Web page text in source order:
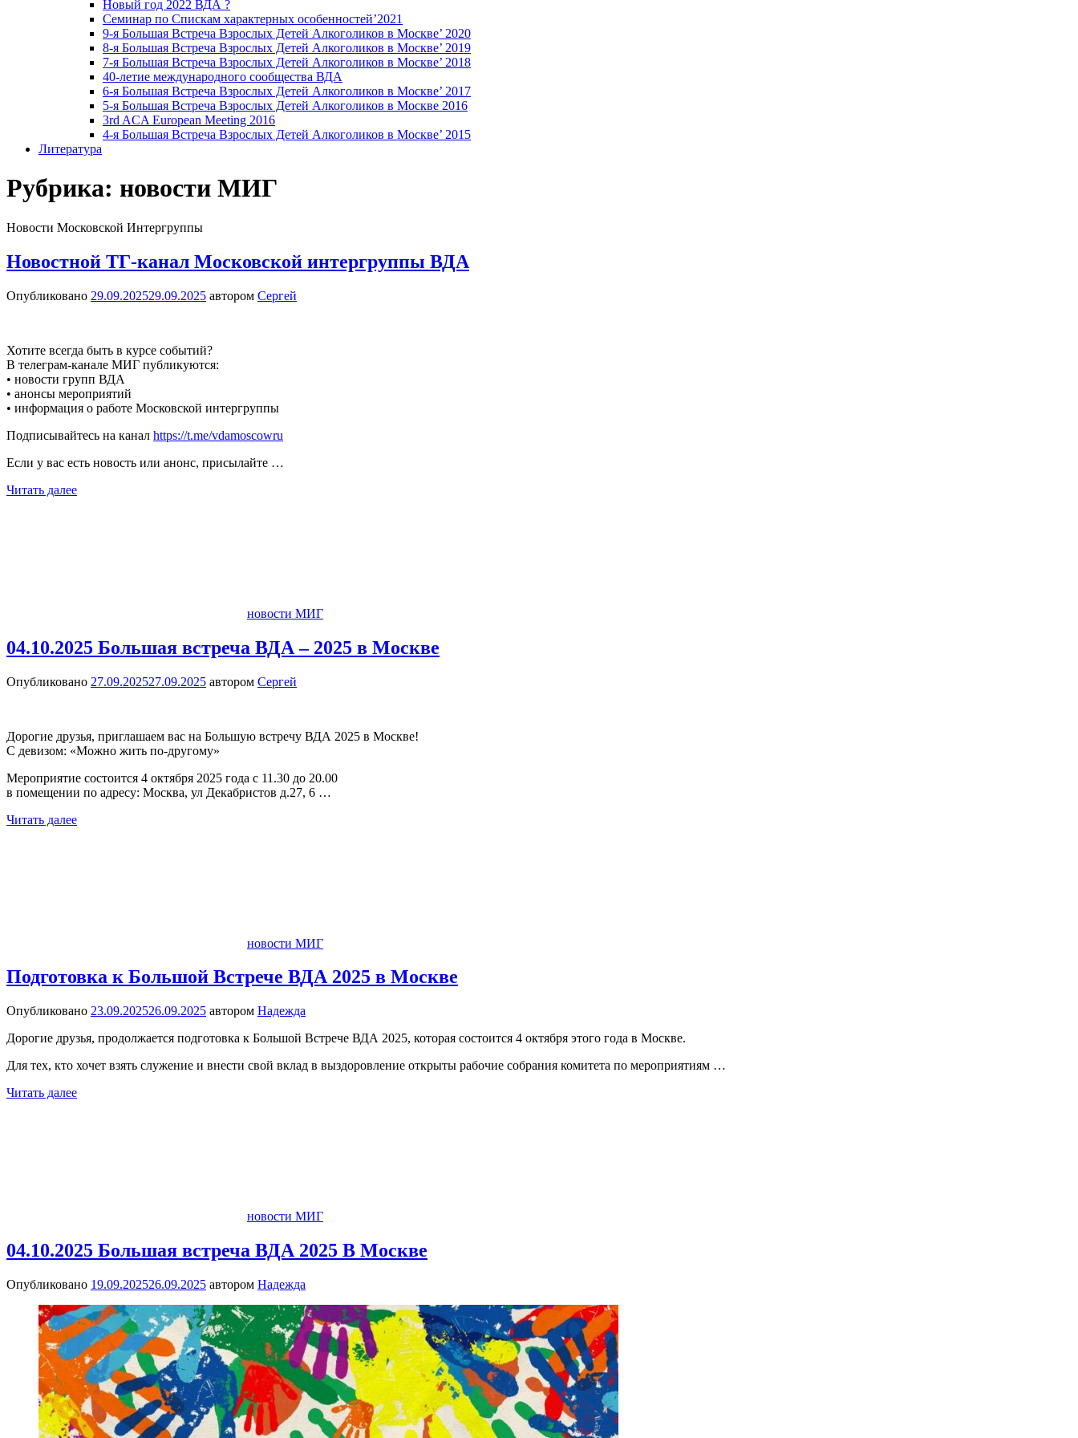
Новый год 2022 ВДА ?
Семинар по Спискам характерных особенностей’2021
9-я Большая Встреча Взрослых Детей Алкоголиков в Москве’ 2020
8-я Большая Встреча Взрослых Детей Алкоголиков в Москве’ 2019
7-я Большая Встреча Взрослых Детей Алкоголиков в Москве’ 2018
40-летие международного сообщества ВДА
6-я Большая Встреча Взрослых Детей Алкоголиков в Москве’ 2017
5-я Большая Встреча Взрослых Детей Алкоголиков в Москве 2016
3rd ACA European Meeting 2016
4-я Большая Встреча Взрослых Детей Алкоголиков в Москве’ 2015
Литература
Рубрика: новости МИГ
Новости Московской Интергруппы
Новостной ТГ-канал Московской интергруппы ВДА
Опубликовано 29.09.202529.09.2025 автором Сергей
Хотите всегда быть в курсе событий?
В телеграм-канале МИГ публикуются:
• новости групп ВДА
• анонсы мероприятий
• информация о работе Московской интергруппы
Подписывайтесь на канал https://t.me/vdamoscowru
Если у вас есть новость или анонс, присылайте …
Читать далее
новости МИГ
04.10.2025 Большая встреча ВДА – 2025 в Москве
Опубликовано 27.09.202527.09.2025 автором Сергей
Дорогие друзья, приглашаем вас на Большую встречу ВДА 2025 в Москве!
С девизом: «Можно жить по-другому»
Мероприятие состоится 4 октября 2025 года с 11.30 до 20.00
в помещении по адресу: Москва, ул Декабристов д.27, 6 …
Читать далее
новости МИГ
Подготовка к Большой Встрече ВДА 2025 в Москве
Опубликовано 23.09.202526.09.2025 автором Надежда
Дорогие друзья, продолжается подготовка к Большой Встрече ВДА 2025, которая состоится 4 октября этого года в Москве.
Для тех, кто хочет взять служение и внести свой вклад в выздоровление открыты рабочие собрания комитета по мероприятиям …
Читать далее
новости МИГ
04.10.2025 Большая встреча ВДА 2025 В Москве
Опубликовано 19.09.202526.09.2025 автором Надежда